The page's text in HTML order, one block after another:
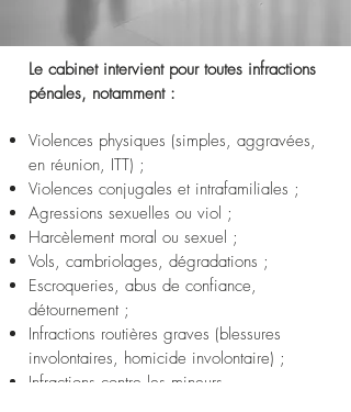
Le cabinet intervient pour toutes infractions
pénales, notamment :
Violences physiques (simples, aggravées,
en réunion, ITT) ;
Violences conjugales et intrafamiliales ;
Agressions sexuelles ou viol ;
Harcèlement moral ou sexuel ;
Vols, cambriolages, dégradations ;
Escroqueries, abus de confiance,
détournement ;
Infractions routières graves (blessures
involontaires, homicide involontaire) ;
Infractions contre les mineurs.